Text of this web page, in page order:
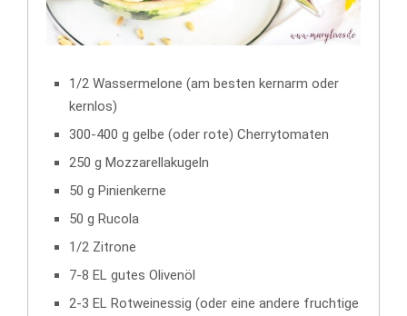
1/2 Wassermelone (am besten kernarm oder
kernlos)
300-400 g gelbe (oder rote) Cherrytomaten
250 g Mozzarellakugeln
50 g Pinienkerne
50 g Rucola
1/2 Zitrone
7-8 EL gutes Olivenöl
2-3 EL Rotweinessig (oder eine andere fruchtige